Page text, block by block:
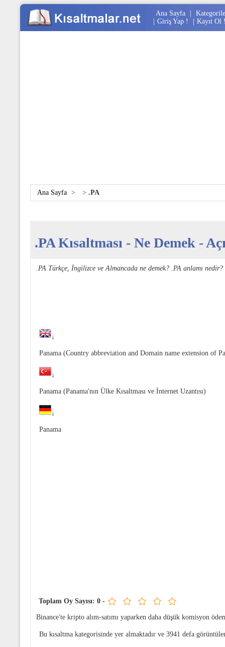
Ana Sayfa
Giriş Yap ! Kayıt Ol
Ana Sayfa > > .PA
.PA Kısaltması - Ne Demek -
.PA Türkçe, İngilizce ve Almancada ne demek? .PA anlamı
↓
Panama (Country abbreviation and Domain name extension of
↓
Panama (Panama'nın Ülke Kısaltması ve İnternet Uzantısı)
↓
Panama
Toplam Oy Sayısı: 0 -
Binance'te kripto alım-satımı yaparken daha düşük komisyon
Bu kısaltma kategorisinde yer almaktadır ve 3941 defa